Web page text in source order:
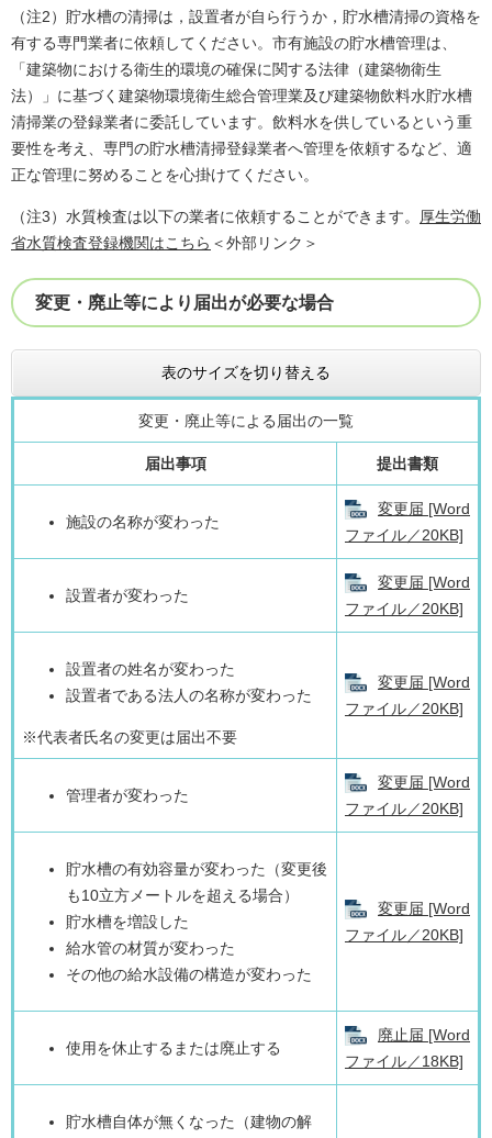
（注2）貯水槽の清掃は，設置者が自ら行うか，貯水槽清掃の資格を
有する専門業者に依頼してください。市有施設の貯水槽管理は、
「建築物における衛生的環境の確保に関する法律（建築物衛生
法）」に基づく建築物環境衛生総合管理業及び建築物飲料水貯水槽
清掃業の登録業者に委託しています。飲料水を供しているという重
要性を考え、専門の貯水槽清掃登録業者へ管理を依頼するなど、適
正な管理に努めることを心掛けてください。
（注3）水質検査は以下の業者に依頼することができます。
厚生労働
省水質検査登録機関はこちら ＜外部リンク＞
変更・廃止等により届出が必要な場合
表のサイズを切り替える
変更・廃止等による届出の一覧
届出事項 提出書類
施設の名称が変わった
変更届 [Word
ファイル／20KB]
設置者が変わった
変更届 [Word
ファイル／20KB]
設置者の姓名が変わった
設置者である法人の名称が変わった
※代表者氏名の変更は届出不要
変更届 [Word
ファイル／20KB]
管理者が変わった
変更届 [Word
ファイル／20KB]
貯水槽の有効容量が変わった（変更後
も10立方メートルを超える場合）
貯水槽を増設した
給水管の材質が変わった
その他の給水設備の構造が変わった
変更届 [Word
ファイル／20KB]
使用を休止するまたは廃止する
廃止届 [Word
ファイル／18KB]
貯水槽自体が無くなった（建物の解